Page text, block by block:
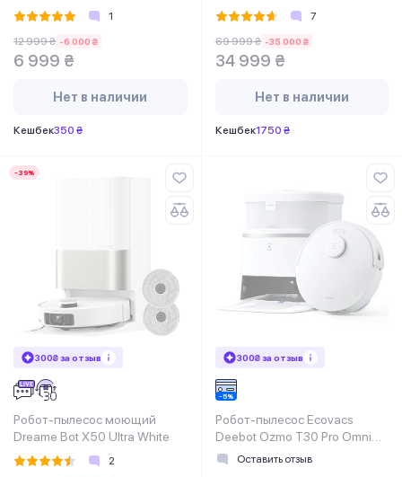
1
12 999 ₴ -6 000 ₴
6 999 ₴
Нет в наличии
Кешбек350 ₴
Black
7
69 999 ₴ -35 000 ₴
34 999 ₴
Нет в наличии
Кешбек1750 ₴
-39%
300₴ за отзыв
Робот-пылесос моющий
Dreame Bot X50 Ultra White
2
300₴ за отзыв
Робот-пылесос Ecovacs
Deebot Ozmo Т30 Pro Omni
(DDX14)Оставить отзыв